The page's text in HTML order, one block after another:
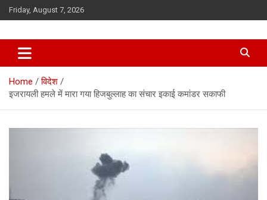
Skip
to
Friday, August 7, 2026
Home
विदेश
इजरायली हमले में मारा गया हिजबुल्लाह का संचार इकाई कमांडर सकाफी